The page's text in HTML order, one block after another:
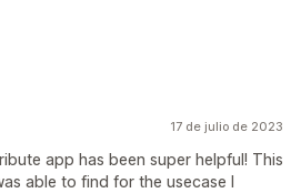
17 de julio de 2023
app has been super helpful! This
able to find for the usecase I